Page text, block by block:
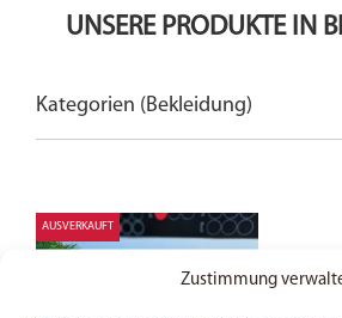
Zustimmung
UNSERE PRODUKTE IN
Kategorien (Bekleidung)
AUSVERKAUFT